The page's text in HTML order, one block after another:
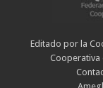
Editado por la
Cooperativa